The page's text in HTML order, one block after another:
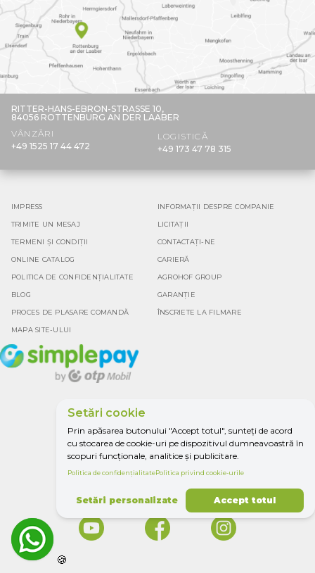
RITTER-HANS-EBRON-STRASSE 10,
84056 ROTTENBURG AN DER LAABER
VÂNZĂRI
+49 1525 17 44 472
LOGISTICĂ
+49 173 47 78 315
IMPRESS INFORMAȚII DESPRE COMPANIE
TRIMITE UN MESAJ LICITAȚII
TERMENI ȘI CONDIȚII CONTACTAȚI-NE
ONLINE CATALOG CARIERĂ
POLITICA DE CONFIDENȚIALITATE AGROHOF GROUP
BLOG GARANȚIE
PROCES DE PLASARE COMANDĂ ÎNSCRIETE LA FILMARE
MAPA SITE-ULUI
AGRICULTURĂ.
4.5
🍪
Setări cookie
Prin apăsarea butonului "Accept totul", sunteți de acord
cu stocarea de cookie-uri pe dispozitivul dumneavoastră în
scopuri funcționale, analitice și publicitare.
Politica de confidențialitatePolitica privind cookie-urile
Setări personalizate Accept totul